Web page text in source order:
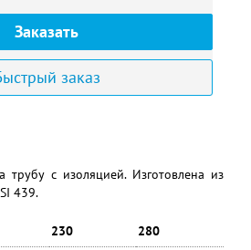
Заказать
заказ
трубу с изоляцией. Изготовлена из
439.
230
280